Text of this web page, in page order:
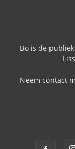
Bo is de
Neem contact